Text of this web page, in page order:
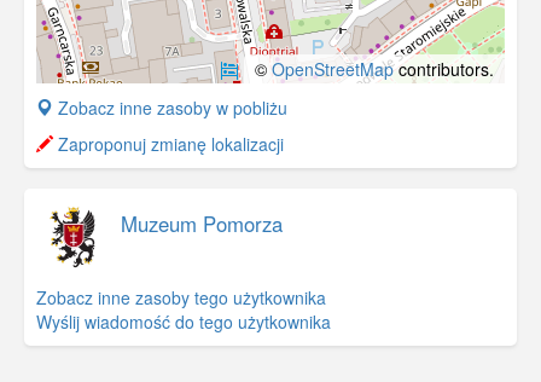
©OpenStreetMapcontributors.
+
−
Zobacz inne zasoby w pobliżu
Zaproponuj zmianę lokalizacji
Muzeum Pomorza
Zobacz inne zasoby tego użytkownika
Wyślij wiadomość do tego użytkownika